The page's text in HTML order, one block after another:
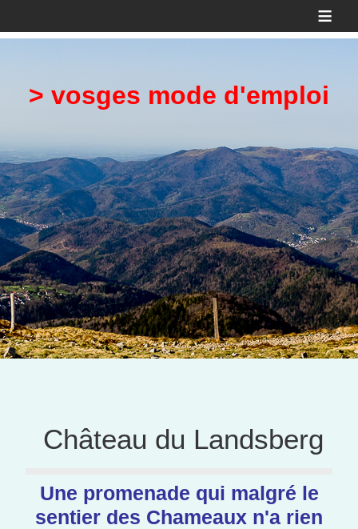
≡
> vosges mode d'emploi
Château du Landsberg
Une promenade qui malgré le
sentier des Chameaux n'a rien